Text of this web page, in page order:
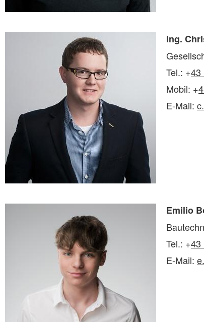
Ing.
Tel.: +43
Mobil: +
E-Mail:
Emilio
Tel.: +43
E-Mail: